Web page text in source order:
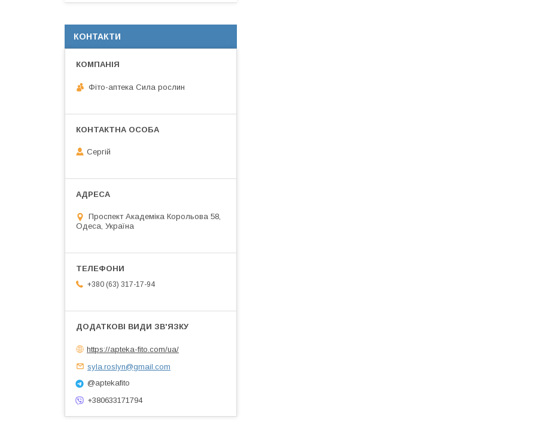
КОНТАКТИ
Фіто-аптека Сила рослин
Сергій
Проспект Академіка Корольова 58,
Одеса, Україна
+380 (63) 317-17-94
https://apteka-fito.com/ua/
syla.roslyn@gmail.com
@aptekafito
+380633171794